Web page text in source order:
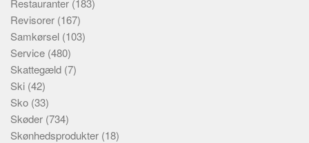
Restauranter (183)
Revisorer (167)
Samkørsel (103)
Service (480)
Skattegæld (7)
Ski (42)
Sko (33)
Skøder (734)
Skønhedsprodukter (18)